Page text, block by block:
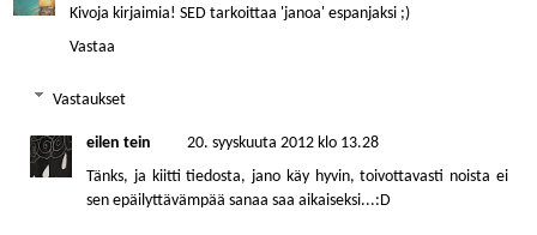
Kivoja kirjaimia! SED tarkoittaa 'janoa' espanjaksi ;)
Vastaa
Vastaukset
eilen tein
20. syyskuuta 2012 klo 13.28
Tänks, ja kiitti tiedosta, jano käy hyvin, toivottavasti noista ei
sen epäilyttävämpää sanaa saa aikaiseksi...:D